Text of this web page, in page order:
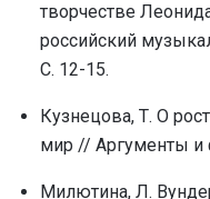
творчестве
российский
С. 12-15.
Кузнецова, Т. О
мир // Аргументы и
Милютина, Л.